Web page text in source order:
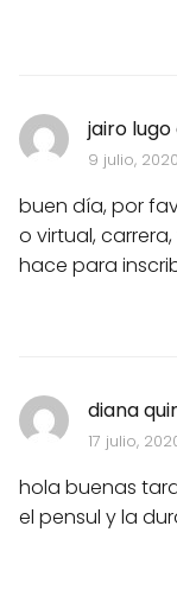
jairo
9 julio,
buen día, por
o virtual,
hace para
diana
17 julio,
hola buenas
el pensul y la